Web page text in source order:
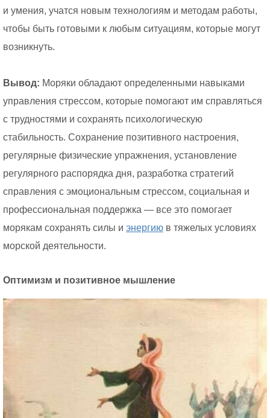
и умения, учатся новым технологиям и методам работы,
чтобы быть готовыми к любым ситуациям, которые могут
возникнуть.
Вывод: Моряки обладают определенными навыками
управления стрессом, которые помогают им справляться
с трудностями и сохранять психологическую
стабильность. Сохранение позитивного настроения,
регулярные физические упражнения, установление
регулярного распорядка дня, разработка стратегий
справления с эмоциональным стрессом, социальная и
профессиональная поддержка — все это помогает
морякам сохранять силы и энергию в тяжелых условиях
морской деятельности.
Оптимизм и позитивное мышление